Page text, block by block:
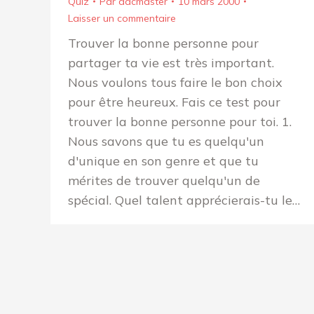
Laisser un commentaire
Trouver la bonne personne pour
partager ta vie est très important.
Nous voulons tous faire le bon choix
pour être heureux. Fais ce test pour
trouver la bonne personne pour toi. 1.
Nous savons que tu es quelqu'un
d'unique en son genre et que tu
mérites de trouver quelqu'un de
spécial. Quel talent apprécierais-tu le…